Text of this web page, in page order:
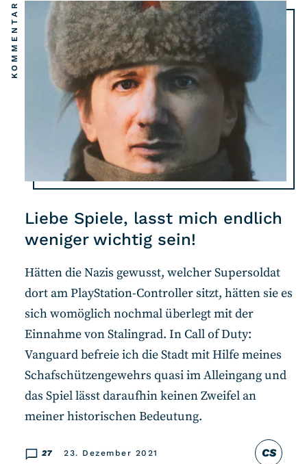
Liebe Spiele, lasst mich endlich
weniger wichtig sein!
KOMMENTAR
CS
27 23. Dezember 2021
Hätten die Nazis gewusst, welcher Supersoldat
dort am PlayStation-Controller sitzt, hätten sie es
sich womöglich nochmal überlegt mit der
Einnahme von Stalingrad. In Call of Duty:
Vanguard befreie ich die Stadt mit Hilfe meines
Schafschützengewehrs quasi im Alleingang und
das Spiel lässt daraufhin keinen Zweifel an
meiner historischen Bedeutung.